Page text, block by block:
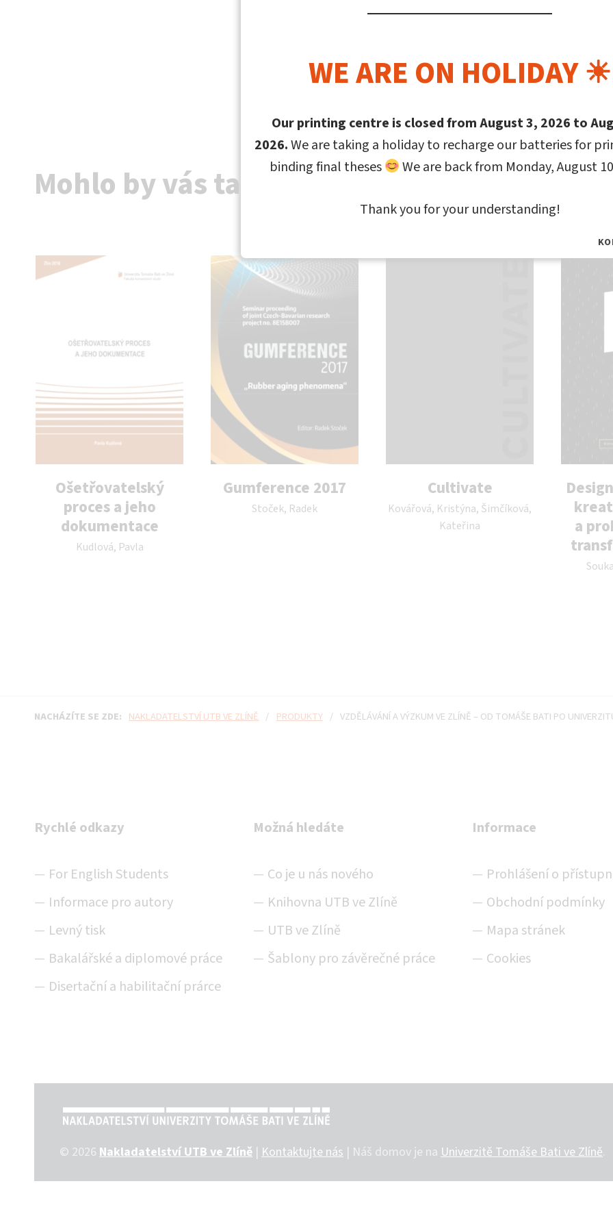
Mohlo by vás také zajímat
Ošetřovatelský
proces a jeho
dokumentace
Autor publikace:
Kudlová, Pavla
Gumference 2017
Autor publikace:
Stoček, Radek
Cultivate
Autor publikace:
Kovářová, Kristýna, Šimčíková,
Kateřina
a
NACHÁZÍTE SE ZDE: NAKLADATELSTVÍ UTB VE ZLÍNĚ / PRODUKTY / VZDĚLÁVÁNÍ A VÝZKUM VE ZLÍNĚ – OD TOMÁŠE BATI PO
Rychlé odkazy
For English Students
Informace pro autory
Levný tisk
Bakalářské a diplomové práce
Disertační a habilitační prárce
Možná hledáte
Co je u nás nového
Knihovna UTB ve Zlíně
UTB ve Zlíně
Šablony pro závěrečné práce
Informace
Prohlášení o
Obchodní podmínky
Mapa stránek
Cookies
NAKLADATELSTVÍ UTB VE ZLÍNĚ
© 2026 Nakladatelství UTB ve Zlíně | Kontaktujte nás | Náš domov je na Univerzitě Tomáše Bati ve Zlíně.
WE ARE ON HOLIDAY ☀
Our printing centre is closed from August 3, 2026 to
2026.We are taking a holiday to recharge our batteries for
binding final theses
We are back from Monday, August
Thank you for your understanding!